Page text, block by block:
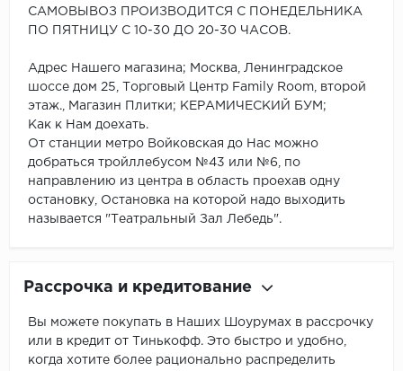
САМОВЫВОЗ ПРОИЗВОДИТСЯ С ПОНЕДЕЛЬНИКА
ПО ПЯТНИЦУ С 10-30 ДО 20-30 ЧАСОВ.
Адрес Нашего магазина; Москва, Ленинградское
шоссе дом 25, Торговый Центр Family Room, второй
этаж., Магазин Плитки; КЕРАМИЧЕСКИЙ БУМ;
Как к Нам доехать.
От станции метро Войковская до Нас можно
добраться тройллебусом №43 или №6, по
направлению из центра в область проехав одну
остановку, Остановка на которой надо выходить
называется "Театральный Зал Лебедь".
Рассрочка и кредитование
Вы можете покупать в Наших Шоурумах в рассрочку
или в кредит от Тинькофф. Это быстро и удобно,
когда хотите более рационально распределить